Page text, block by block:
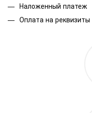
Наложенный платеж
Оплата на реквизиты